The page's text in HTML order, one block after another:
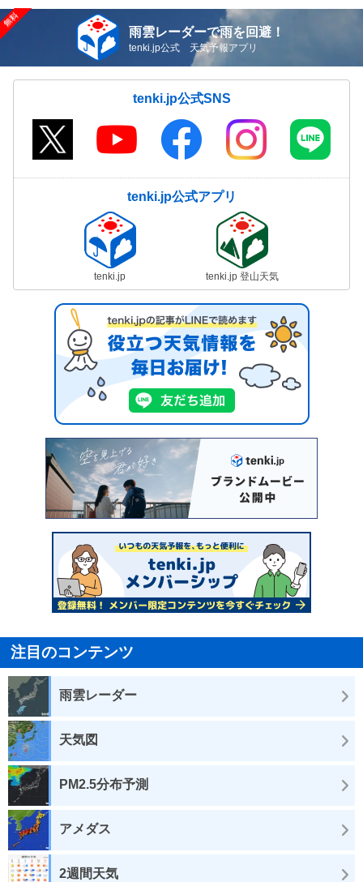
雨雲レーダーで雨を回避！
tenki.jp公式 天気予報アプリ
tenki.jp公式SNS
tenki.jp公式アプリ
tenki.jp tenki.jp 登山天気
注目のコンテンツ
雨雲レーダー
天気図
PM2.5分布予測
アメダス
2週間天気